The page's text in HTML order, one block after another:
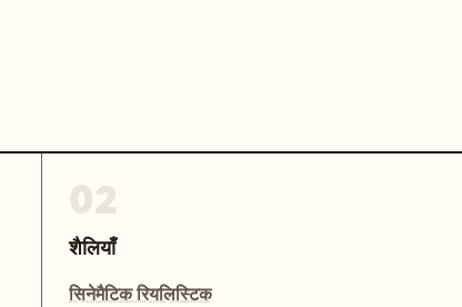
शैलियाँ
सिनेमैटिक रियलिस्टिक